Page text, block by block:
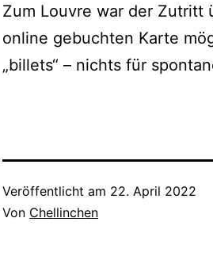
Zum Louvre war der Zutritt
online gebuchten Karte
„billets“ – nichts für
Veröffentlicht am 22. April 2022
Von Chellinchen